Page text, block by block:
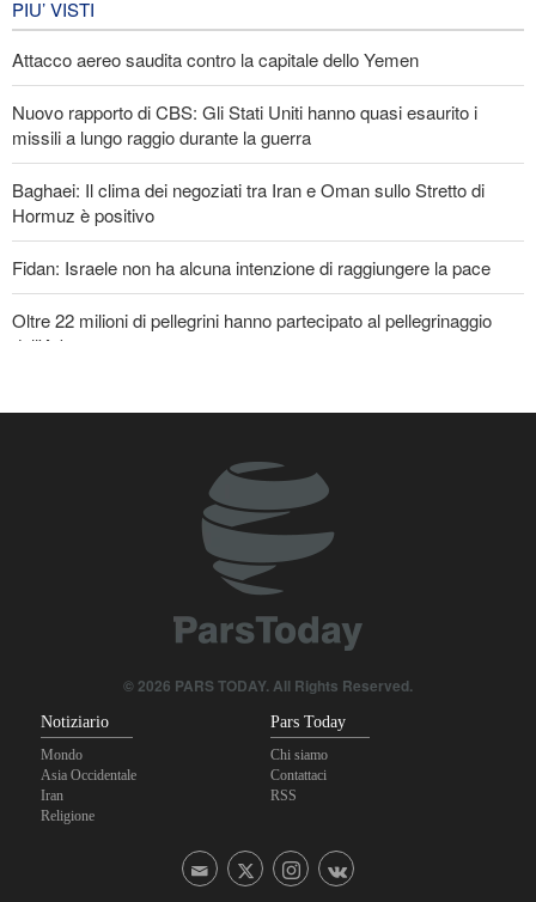
PIU’ VISTI
Attacco aereo saudita contro la capitale dello Yemen
Nuovo rapporto di CBS: Gli Stati Uniti hanno quasi esaurito i
missili a lungo raggio durante la guerra
Baghaei: Il clima dei negoziati tra Iran e Oman sullo Stretto di
Hormuz è positivo
Fidan: Israele non ha alcuna intenzione di raggiungere la pace
Oltre 22 milioni di pellegrini hanno partecipato al pellegrinaggio
dell'Arbaeen
© 2026 PARS TODAY. All Rights Reserved.
Notiziario
Mondo
Asia Occidentale
Iran
Religione
Pars Today
Chi siamo
Contattaci
RSS